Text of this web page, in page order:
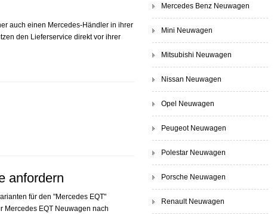
auch einen Mercedes-Händler in ihrer
den Lieferservice direkt vor ihrer
anfordern
für den "Mercedes EQT"
Mercedes EQT Neuwagen nach
Mercedes Benz Neuwagen
Mini Neuwagen
Mitsubishi Neuwagen
Nissan Neuwagen
Opel Neuwagen
Peugeot Neuwagen
Polestar Neuwagen
Porsche Neuwagen
Renault Neuwagen